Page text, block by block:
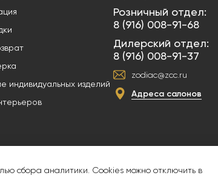
индивидуальных изделий
Розничный отдел:
8 (916) 008-91-68
Дилерский отдел:
8 (916) 008-91-37
zodiac@zcc.ru
Адреса салонов
сбора аналитики. Cookies можно отключить в